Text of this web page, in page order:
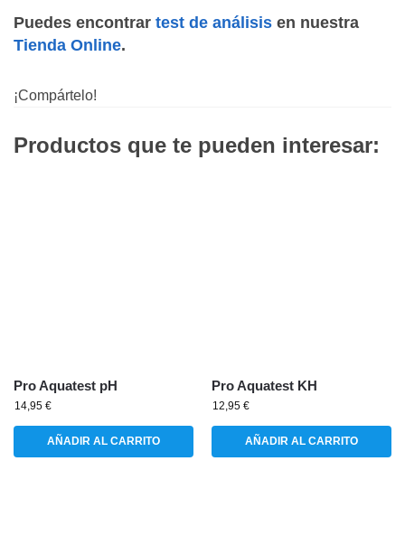
Puedes encontrar test de análisis en nuestra
Tienda Online.
¡Compártelo!
Productos que te pueden interesar:
Pro Aquatest pH
14,95 €
AÑADIR AL CARRITO
Pro Aquatest KH
12,95 €
AÑADIR AL CARRITO